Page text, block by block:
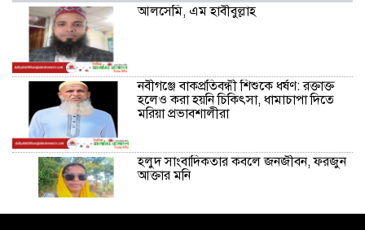
আলসেমি, এম হাবীবুল্লাহ
নবীগঞ্জে বাকপ্রতিবন্ধী শিশুকে ধর্ষণ: রক্তাক্ত
হলেও করা হয়নি চিকিৎসা, ধামাচাপা দিতে
মরিয়া প্রভাবশালীরা
হলুদ সাংবাদিকতার কবলে জনজীবন, ফরজুন
আক্তার মনি